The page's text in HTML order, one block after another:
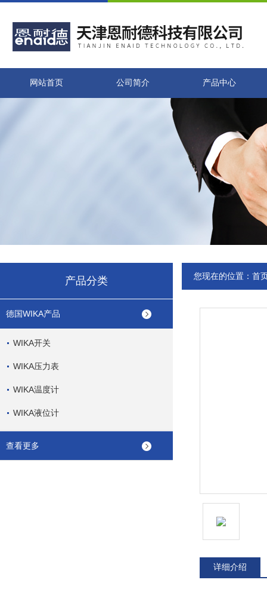
网站首页 公司简介 产品中心
产品分类
德国WIKA产品
WIKA开关
WIKA压力表
WIKA温度计
WIKA液位计
查看更多
您现在的位置： 首
详细介绍